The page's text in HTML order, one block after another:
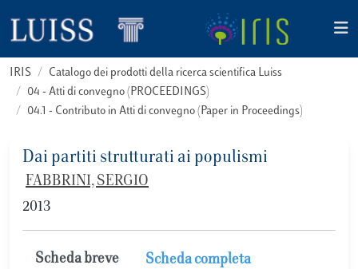
IRIS
Catalogo dei prodotti della ricerca scientifica Luiss
04 - Atti di convegno (PROCEEDINGS)
04.1 - Contributo in Atti di convegno (Paper in Proceedings)
Dai partiti strutturati ai populismi
FABBRINI, SERGIO
2013
Scheda breve Scheda completa